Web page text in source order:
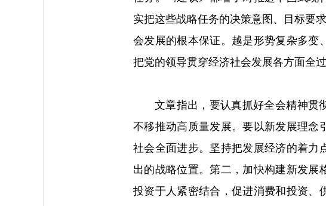
实把这些战略任务的决策意图、目标要
会发展的根本保证。越是形势复杂多变
把党的领导贯穿经济社会发展各方面全过
文章指出，要认真抓好全会精神贯
不移推动高质量发展。要以新发展理念
社会全面进步。坚持把发展经济的着力
出的战略位置。第二，加快构建新发展
投资于人紧密结合，促进消费和投资、